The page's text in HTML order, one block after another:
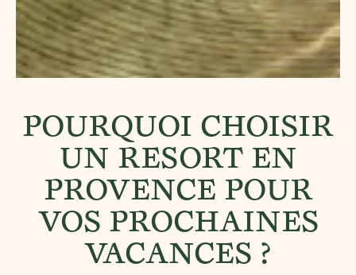
POURQUOI CHOISIR
UN RESORT EN
PROVENCE POUR
VOS PROCHAINES
VACANCES ?